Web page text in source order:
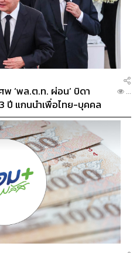
‘พล.ต.ท. ผ่อน’ บิดา
ปี แกนนำเพื่อไทย-บุคคล
...